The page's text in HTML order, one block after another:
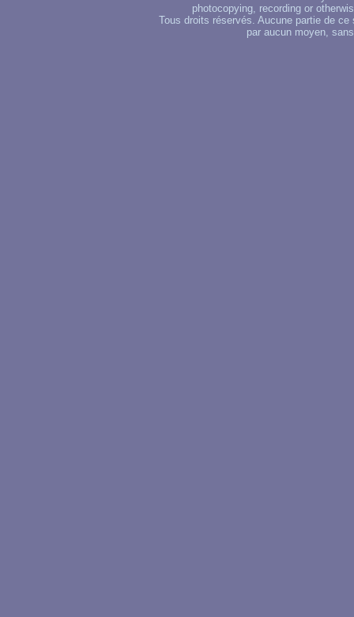
photocopying, recording or
Tous droits réservés. Aucune partie de
par aucun moyen,